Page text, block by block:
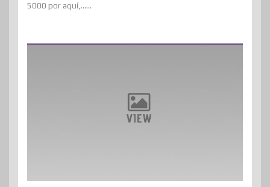
5000 por aquí,......